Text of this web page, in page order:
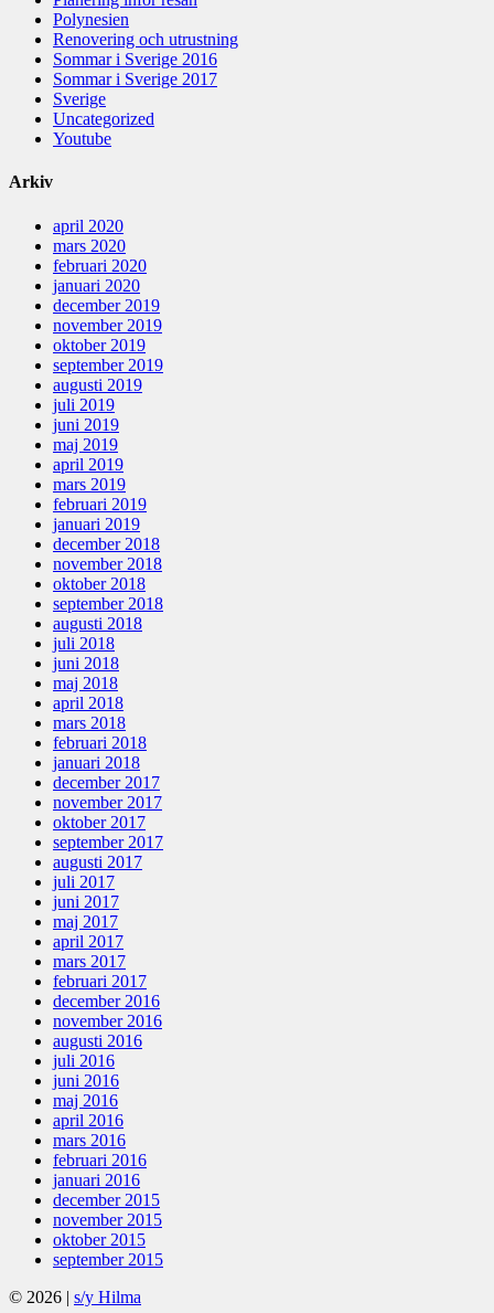
Polynesien
Renovering och utrustning
Sommar i Sverige 2016
Sommar i Sverige 2017
Sverige
Uncategorized
Youtube
Arkiv
april 2020
mars 2020
februari 2020
januari 2020
december 2019
november 2019
oktober 2019
september 2019
augusti 2019
juli 2019
juni 2019
maj 2019
april 2019
mars 2019
februari 2019
januari 2019
december 2018
november 2018
oktober 2018
september 2018
augusti 2018
juli 2018
juni 2018
maj 2018
april 2018
mars 2018
februari 2018
januari 2018
december 2017
november 2017
oktober 2017
september 2017
augusti 2017
juli 2017
juni 2017
maj 2017
april 2017
mars 2017
februari 2017
december 2016
november 2016
augusti 2016
juli 2016
juni 2016
maj 2016
april 2016
mars 2016
februari 2016
januari 2016
december 2015
november 2015
oktober 2015
september 2015
© 2026 | s/y Hilma